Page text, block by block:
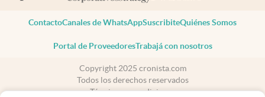
ContactoCanales de WhatsAppSuscribiteQuiénes Somos
Portal de ProveedoresTrabajá con nosotros
Copyright 2025 cronista.com
Todos los derechos reservados
Términos y condiciones